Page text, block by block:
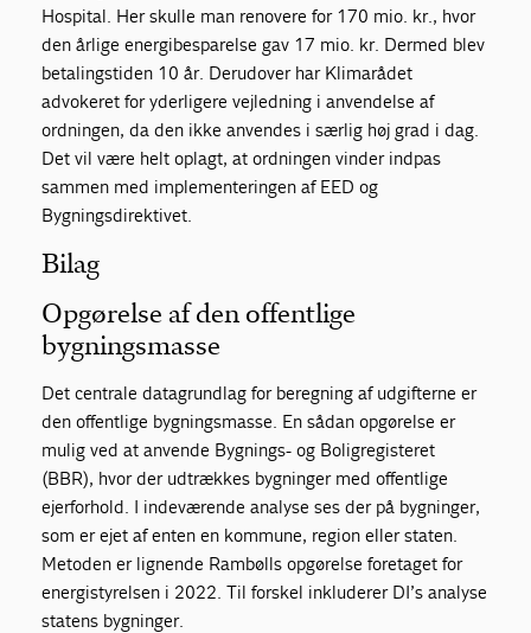
Hospital. Her skulle man renovere for 170 mio. kr., hvor
den årlige energibesparelse gav 17 mio. kr. Dermed blev
betalingstiden 10 år. Derudover har Klimarådet
advokeret for yderligere vejledning i anvendelse af
ordningen, da den ikke anvendes i særlig høj grad i dag.
Det vil være helt oplagt, at ordningen vinder indpas
sammen med implementeringen af EED og
Bygningsdirektivet.
Bilag
Opgørelse af den offentlige
bygningsmasse
Det centrale datagrundlag for beregning af udgifterne er
den offentlige bygningsmasse. En sådan opgørelse er
mulig ved at anvende Bygnings- og Boligregisteret
(BBR), hvor der udtrækkes bygninger med offentlige
ejerforhold. I indeværende analyse ses der på bygninger,
som er ejet af enten en kommune, region eller staten.
Metoden er lignende Rambølls opgørelse foretaget for
energistyrelsen i 2022. Til forskel inkluderer DI’s analyse
statens bygninger.